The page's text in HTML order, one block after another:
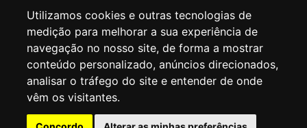
Utilizamos cookies e outras tecnologias de
medição para melhorar a sua experiência de
navegação no nosso site, de forma a mostrar
conteúdo personalizado, anúncios direcionados,
analisar o tráfego do site e entender de onde
vêm os visitantes.
SECRETARIA DE EDUCAÇÃO
Rua Claudino Barbosa, 313 - Macedo - Guarulhos/SP CEP 07113-040
Central de Atendimento: *55 11 2475-7300